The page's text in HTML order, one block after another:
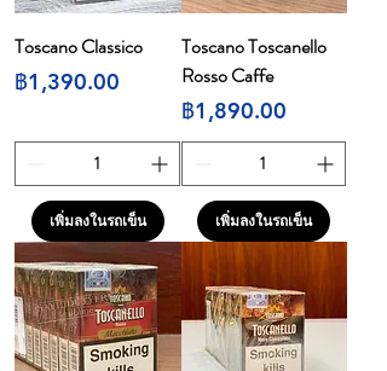
Toscano Classico
ราคา
฿1,390.00
เพิ่มลงในรถเข็น
Toscano Toscanello
Rosso Caffe
ราคา
฿1,890.00
เพิ่มลงในรถเข็น